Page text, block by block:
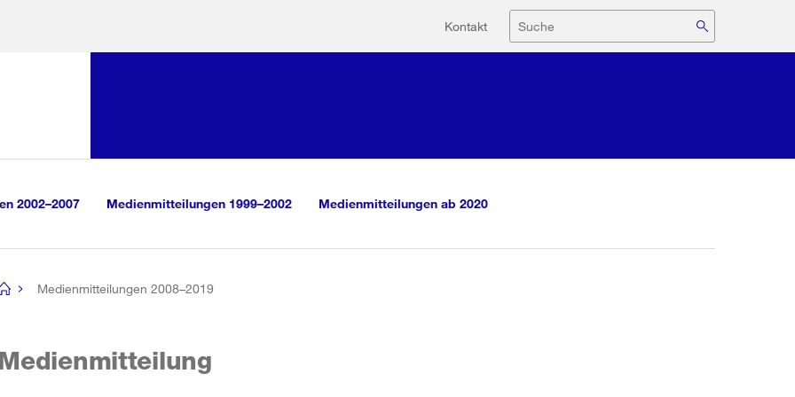
Hilfsnavigation
Kontakt Suche
2002–2007 Medienmitteilungen 1999–2002 Medienmitteilungen ab 2020
Medienmitteilungen 2008–2019